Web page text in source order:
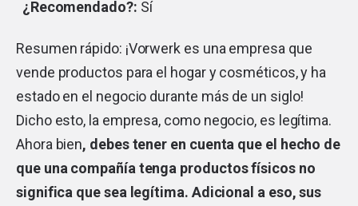
¿Recomendado?: Sí
Resumen rápido: ¡Vorwerk es una empresa que
vende productos para el hogar y cosméticos, y ha
estado en el negocio durante más de un siglo!
Dicho esto, la empresa, como negocio, es legítima.
Ahora bien, debes tener en cuenta que el hecho de
que una compañía tenga productos físicos no
significa que sea legítima. Adicional a eso, sus